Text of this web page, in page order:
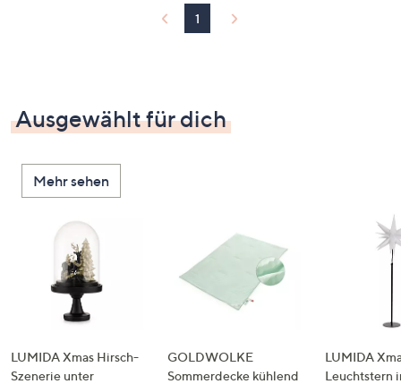
1
Ausgewählt für dich
Mehr sehen
LUMIDA Xmas Hirsch-
Szenerie unter
GOLDWOLKE
Sommerdecke kühlend
LUMIDA
Leuchtstern